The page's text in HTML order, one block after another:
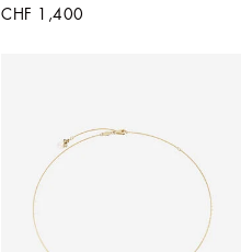
CHF 1,400